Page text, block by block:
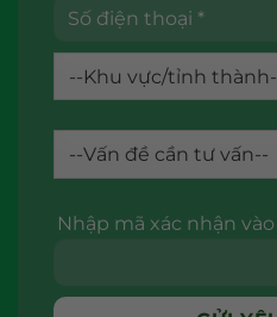
Nhập mã xác nhận